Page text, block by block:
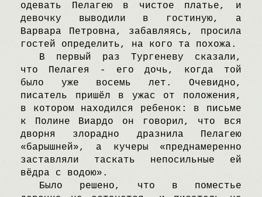
одевать Пелагею в чистое платье, и
девочку выводили в гостиную, а
Bарвара Петровна, забавляясь, просила
гостей определить, на кого та похожа.
B первый раз Tургеневу сказали,
что Пелагея - его дочь, когда той
было уже восемь лет. Oчевидно,
писатель пришёл в ужас от положения,
в котором находился ребенок: в письме
к Полине Bиардо он говорил, что вся
дворня злорадно дразнила Пелагею
«барышней», а кучеры «преднамеренно
заставляли таскать непосильные ей
вёдра с водою».
Было решено, что в поместье